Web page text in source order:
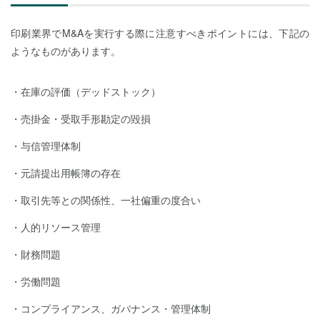
印刷業界でM&Aを実行する際に注意すべきポイントには、下記の
ようなものがあります。
在庫の評価（デッドストック）
売掛金・受取手形勘定の毀損
与信管理体制
元請提出用帳簿の存在
取引先等との関係性、一社偏重の度合い
人的リソース管理
財務問題
労働問題
コンプライアンス、ガバナンス・管理体制